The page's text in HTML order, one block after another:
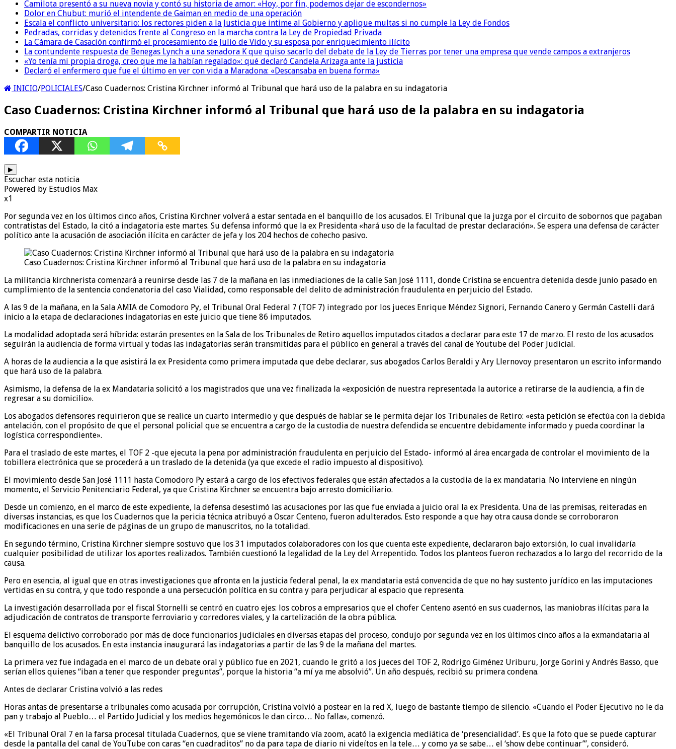
Camilota presentó a su nueva novia y contó su historia de amor: «Hoy, por fin, podemos dejar de escondernos»
Dolor en Chubut: murió el intendente de Gaiman en medio de una operación
Escala el conflicto universitario: los rectores piden a la Justicia que intime al Gobierno y aplique multas si no cumple la Ley de Fondos
Pedradas, corridas y detenidos frente al Congreso en la marcha contra la Ley de Propiedad Privada
La Cámara de Casación confirmó el procesamiento de Julio de Vido y su esposa por enriquecimiento ilícito
La contundente respuesta de Benegas Lynch a una senadora K que quiso sacarlo del debate de la Ley de Tierras por tener una empresa que vende campos a extranjeros
«Yo tenía mi propia droga, creo que me la habían regalado»: qué declaró Candela Arizaga ante la justicia
Declaró el enfermero que fue el último en ver con vida a Maradona: «Descansaba en buena forma»
INICIO/POLICIALES/Caso Cuadernos: Cristina Kirchner informó al Tribunal que hará uso de la palabra en su indagatoria
Caso Cuadernos: Cristina Kirchner informó al Tribunal que hará uso de la palabra en su indagatoria
COMPARTIR NOTICIA
▶
Escuchar esta noticia
Powered by Estudios Max
x1
Por segunda vez en los últimos cinco años, Cristina Kirchner volverá a estar sentada en el banquillo de los acusados. El Tribunal que la juzga por el circuito de sobornos que pagaban
contratistas del Estado, la citó a indagatoria este martes. Su defensa informó que la ex Presidenta «hará uso de la facultad de prestar declaración». Se espera una defensa de carácter
político ante la acusación de asociación ilícita en carácter de jefa y los 204 hechos de cohecho pasivo.
Caso Cuadernos: Cristina Kirchner informó al Tribunal que hará uso de la palabra en su indagatoria
La militancia kirchnerista comenzará a reunirse desde las 7 de la mañana en las inmediaciones de la calle San José 1111, donde Cristina se encuentra detenida desde junio pasado en
cumplimiento de la sentencia condenatoria del caso Vialidad, como responsable del delito de administración fraudulenta en perjuicio del Estado.
A las 9 de la mañana, en la Sala AMIA de Comodoro Py, el Tribunal Oral Federal 7 (TOF 7) integrado por los jueces Enrique Méndez Signori, Fernando Canero y Germán Castelli dará
inicio a la etapa de declaraciones indagatorias en este juicio que tiene 86 imputados.
La modalidad adoptada será híbrida: estarán presentes en la Sala de los Tribunales de Retiro aquellos imputados citados a declarar para este 17 de marzo. El resto de los acusados
seguirán la audiencia de forma virtual y todas las indagatorias serán transmitidas para el público en general a través del canal de Youtube del Poder Judicial.
A horas de la audiencia a la que asistirá la ex Presidenta como primera imputada que debe declarar, sus abogados Carlos Beraldi y Ary Llernovoy presentaron un escrito informando
que hará uso de la palabra.
Asimismo, la defensa de la ex Mandataria solicitó a los magistrados que una vez finalizada la «exposición de nuestra representada la autorice a retirarse de la audiencia, a fin de
regresar a su domicilio».
Los abogados defensores requirieron que se realice un cuarto intermedio y que después de hablar se le permita dejar los Tribunales de Retiro: «esta petición se efectúa con la debida
antelación, con el propósito de que el personal policial que se encuentra a cargo de la custodia de nuestra defendida se encuentre debidamente informado y pueda coordinar la
logística correspondiente».
Para el traslado de este martes, el TOF 2 -que ejecuta la pena por administración fraudulenta en perjuicio del Estado- informó al área encargada de controlar el movimiento de la
tobillera electrónica que se procederá a un traslado de la detenida (ya que excede el radio impuesto al dispositivo).
El movimiento desde San José 1111 hasta Comodoro Py estará a cargo de los efectivos federales que están afectados a la custodia de la ex mandataria. No interviene en ningún
momento, el Servicio Penitenciario Federal, ya que Cristina Kirchner se encuentra bajo arresto domiciliario.
Desde un comienzo, en el marco de este expediente, la defensa desestimó las acusaciones por las que fue enviada a juicio oral la ex Presidenta. Una de las premisas, reiteradas en
diversas instancias, es que los Cuadernos que la pericia técnica atribuyó a Oscar Centeno, fueron adulterados. Esto responde a que hay otra causa donde se corroboraron
modificaciones en una serie de páginas de un grupo de manuscritos, no la totalidad.
En segundo término, Cristina Kirchner siempre sostuvo que los 31 imputados colaboradores con los que cuenta este expediente, declararon bajo extorsión, lo cual invalidaría
cualquier posibilidad de utilizar los aportes realizados. También cuestionó la legalidad de la Ley del Arrepentido. Todos los planteos fueron rechazados a lo largo del recorrido de la
causa.
Pero en esencia, al igual que en otras investigaciones que afronta en la justicia federal penal, la ex mandataria está convencida de que no hay sustento jurídico en las imputaciones
vertidas en su contra, y que todo responde a una persecución política en su contra y para perjudicar al espacio que representa.
La investigación desarrollada por el fiscal Stornelli se centró en cuatro ejes: los cobros a empresarios que el chofer Centeno asentó en sus cuadernos, las maniobras ilícitas para la
adjudicación de contratos de transporte ferroviario y corredores viales, y la cartelización de la obra pública.
El esquema delictivo corroborado por más de doce funcionarios judiciales en diversas etapas del proceso, condujo por segunda vez en los últimos cinco años a la exmandataria al
banquillo de los acusados. En esta instancia inaugurará las indagatorias a partir de las 9 de la mañana del martes.
La primera vez fue indagada en el marco de un debate oral y público fue en 2021, cuando le gritó a los jueces del TOF 2, Rodrigo Giménez Uriburu, Jorge Gorini y Andrés Basso, que
serían ellos quienes “iban a tener que responder preguntas”, porque la historia “a mí ya me absolvió”. Un año después, recibió su primera condena.
Antes de declarar Cristina volvió a las redes
Horas antas de presentarse a tribunales como acusada por corrupción, Cristina volvió a postear en la red X, luego de bastante tiempo de silencio. «Cuando el Poder Ejecutivo no le da
pan y trabajo al Pueblo… el Partido Judicial y los medios hegemónicos le dan circo… No falla», comenzó.
«El Tribunal Oral 7 en la farsa procesal titulada Cuadernos, que se viene tramitando vía zoom, acató la exigencia mediática de ‘presencialidad’. Es que la foto que se puede capturar
desde la pantalla del canal de YouTube con caras “en cuadraditos” no da para tapa de diario ni videítos en la tele… y como ya se sabe… el ‘show debe continuar’”, consideró.